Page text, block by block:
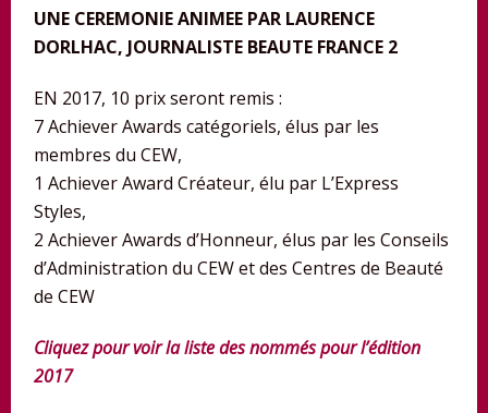
UNE CEREMONIE ANIMEE PAR LAURENCE
DORLHAC, JOURNALISTE BEAUTE FRANCE 2
EN 2017, 10 prix seront remis :
7 Achiever Awards catégoriels, élus par les
membres du CEW,
1 Achiever Award Créateur, élu par L’Express
Styles,
2 Achiever Awards d’Honneur, élus par les Conseils
d’Administration du CEW et des Centres de Beauté
de CEW
Cliquez pour voir la liste des nommés pour l’édition
2017